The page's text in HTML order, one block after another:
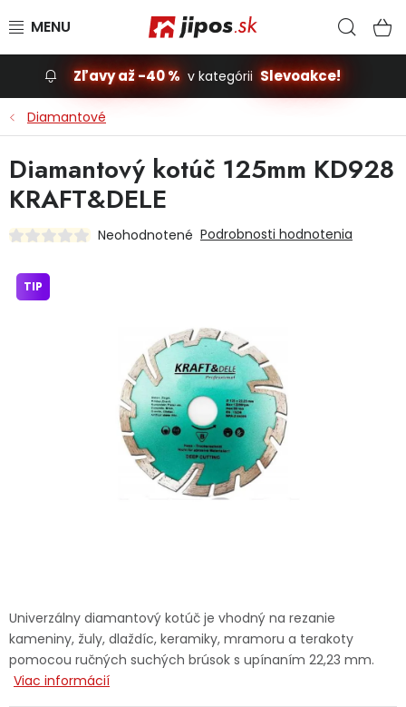
Slevoakce
Stavba, dom
Dielňa
Príslušenstvo pre automobily
Vybavenie a hračky pre deti
Ochranné pracovné pomôcky
Servis náradia
Zľavy až -40 % v kategórii Slevoakce!
Diamantové
Univerzálny diamantový kotúč je vhodný na rezanie
kameniny, žuly, dlaždíc, keramiky, mramoru a terakoty
pomocou ručných suchých brúsok s upínaním 22,23 mm.
Viac informácií
Diamantový kotúč 125mm KD928
KRAFT&DELE
Neohodnotené Podrobnosti hodnotenia
TIP